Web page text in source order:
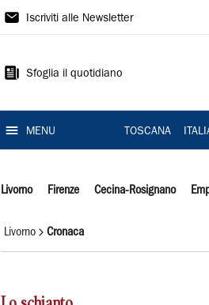
Il
Iscriviti alle Newsletter
Sfoglia il quotidiano
MENU TOSCANA
Livorno Firenze Cecina-Rosignano
Livorno Cronaca